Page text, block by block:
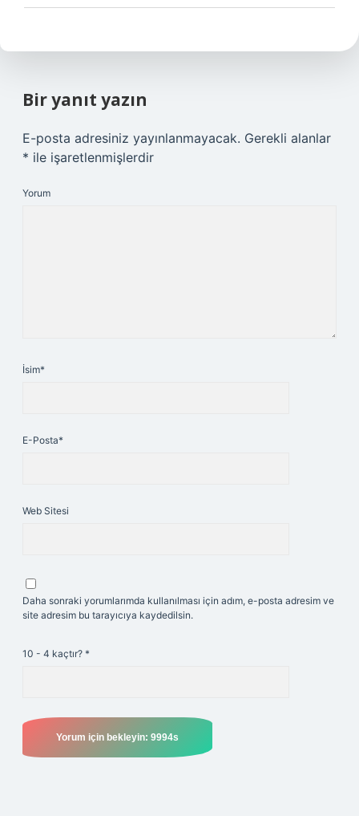
Bir yanıt yazın
E-posta adresiniz yayınlanmayacak. Gerekli alanlar
* ile işaretlenmişlerdir
Yorum
İsim*
E-Posta*
Web Sitesi
Daha sonraki yorumlarımda kullanılması için adım, e-posta adresim ve
site adresim bu tarayıcıya kaydedilsin.
10 - 4 kaçtır? *